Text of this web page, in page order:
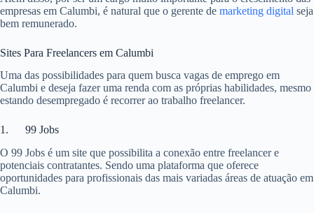
empresas em Calumbi, é natural que o gerente de marketing digital seja
bem remunerado.
Sites Para Freelancers em Calumbi
Uma das possibilidades para quem busca vagas de emprego em
Calumbi e deseja fazer uma renda com as próprias habilidades, mesmo
estando desempregado é recorrer ao trabalho freelancer.
1. 99 Jobs
O 99 Jobs é um site que possibilita a conexão entre freelancer e
potenciais contratantes. Sendo uma plataforma que oferece
oportunidades para profissionais das mais variadas áreas de atuação em
Calumbi.